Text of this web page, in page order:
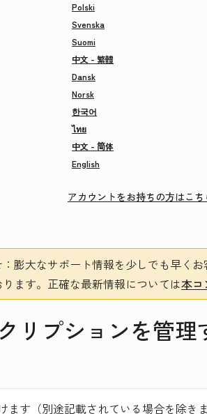
Polski
Svenska
Suomi
中文 - 繁體
Dansk
Norsk
한국어
ไทย
中文 - 简体
English
アカウントをお持ちの方はこち
：膨大なサポート情報を少しでも早く
ます。 正確な最新情報については本コ
リプションを管理
ます（別途記載されている場合を除きま